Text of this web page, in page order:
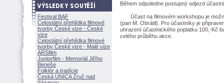
Festival BAF
Celostátní přehlídka filmové
tvorby České vize - České
vize
Celostátní přehlídka filmové
tvorby České vize - Malé vize
ARSfilm
Juniorfilm - Memoriál Jiřího
Beneše
Folklór a tradície
Česká UNICA Zruč nad
Během odpoledne postupný odjezd
Účast na filmovém workshopu je
(pan M. Obrátil). Pro účastníky je
uhrazení účastnického poplatku 100,-Kč
celého průběhu akce.